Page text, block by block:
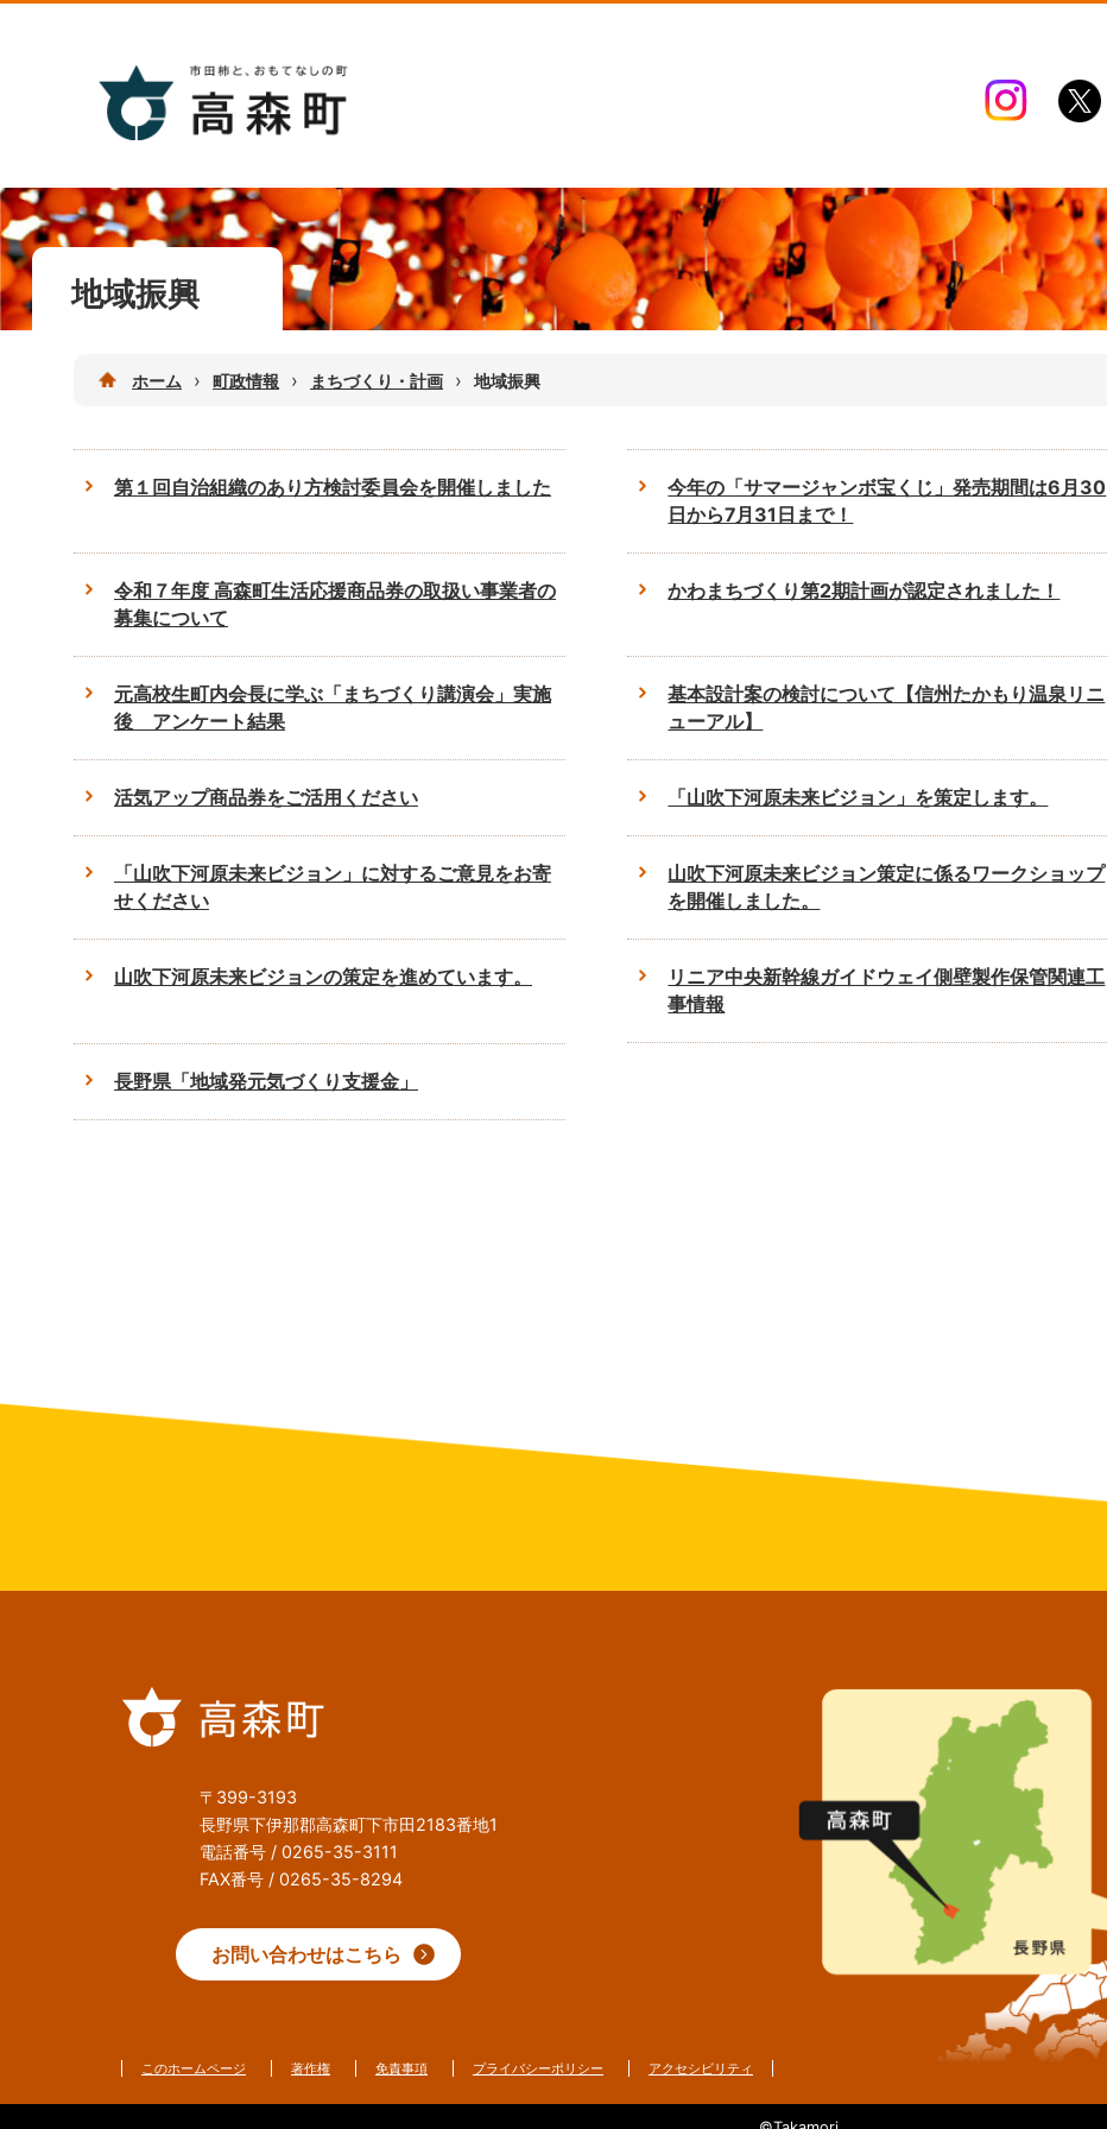
地域振興
ホーム › 町政情報 › まちづくり・計画 › 地域振興
第１回自治組織のあり方検討委員会を開催しました
今年の「サマージャンボ宝くじ」発売期間は6月30
日から7月31日まで！
令和７年度 高森町生活応援商品券の取扱い事業者の
募集について
かわまちづくり第2期計画が認定されました！
元高校生町内会長に学ぶ「まちづくり講演会」実施
後 アンケート結果
基本設計案の検討について【信州たかもり温泉リニ
ューアル】
活気アップ商品券をご活用ください 「山吹下河原未来ビジョン」を策定します。
「山吹下河原未来ビジョン」に対するご意見をお寄
せください
山吹下河原未来ビジョン策定に係るワークショップ
を開催しました。
山吹下河原未来ビジョンの策定を進めています。
リニア中央新幹線ガイドウェイ側壁製作保管関連工
事情報
長野県「地域発元気づくり支援金」
〒399-3193
長野県下伊那郡高森町下市田2183番地1
電話番号 / 0265-35-3111
FAX番号 / 0265-35-8294
お問い合わせはこちら
このホームページ 著作権 免責事項 プライバシーポリシー アクセシビリティ